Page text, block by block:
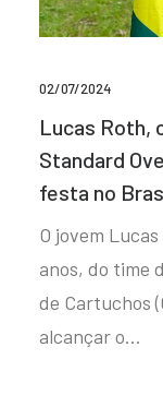
02/07/2024
Lucas Roth,
Standard
festa no
O jovem
anos, do time
de Cartuchos
alcançar o…